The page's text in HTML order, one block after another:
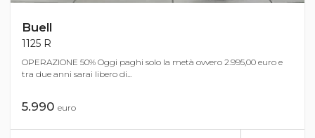
Buell
1125 R
OPERAZIONE 50% Oggi paghi solo la metà ovvero 2.995,00 euro e
tra due anni sarai libero di...
5.990 euro